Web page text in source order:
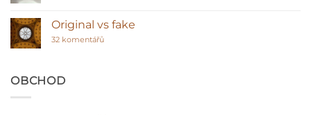
klasická
hodnota
interiéru?
názvem
Sádra
Original vs fake
32 komentářůu
OBCHOD